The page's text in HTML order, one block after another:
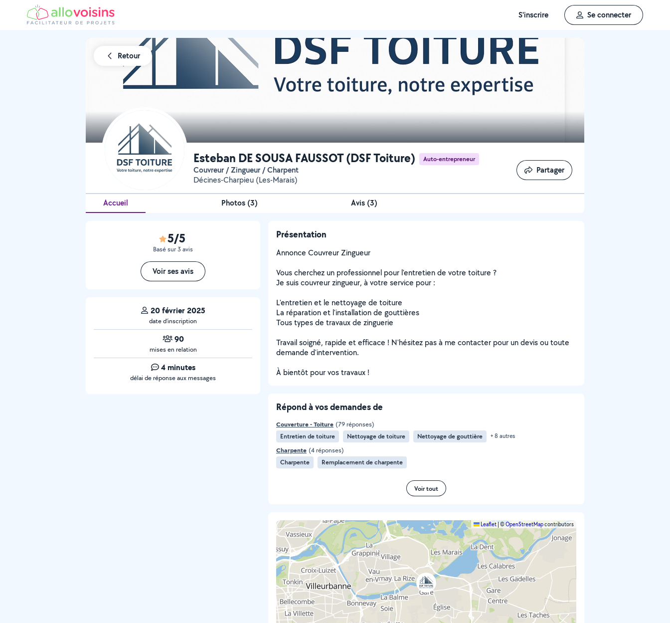
S'inscrire Se connecter
Retour
Esteban DE SOUSA FAUSSOT (DSF Toiture) Auto-entrepreneur
Couvreur / Zingueur / Charpent
Décines-Charpieu (Les-Marais)
Partager
Partager
Accueil Photos (3) Avis (3)
5/5
Basé sur 3 avis
Voir ses avis
20 février 2025
date d’inscription
90
mises en relation
4 minutes
délai de réponse aux messages
Présentation
Annonce Couvreur Zingueur
Vous cherchez un professionnel pour l'entretien de votre toiture ?
Je suis couvreur zingueur, à votre service pour :
L'entretien et le nettoyage de toiture
La réparation et l'installation de gouttières
Tous types de travaux de zinguerie
Travail soigné, rapide et efficace ! N'hésitez pas à me contacter pour un devis ou toute
demande d'intervention.
À bientôt pour vos travaux !
Répond à vos demandes de
Couverture - Toiture (79 réponses)
Entretien de toiture
Nettoyage de toiture Nettoyage de gouttière + 8 autres
Charpente (4 réponses)
Charpente
Remplacement de charpente
Voir tout
Leaflet |©OpenStreetMapcontributors